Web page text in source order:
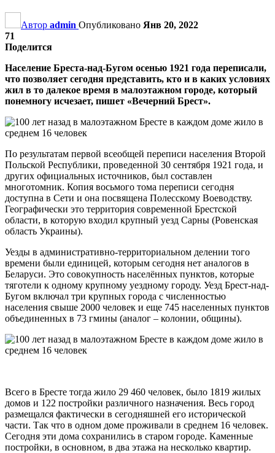
Автор admin Опубликовано Янв 20, 2022
71
Поделится
Население Бреста-над-Бугом осенью 1921 года переписали,
что позволяет сегодня представить, кто и в каких условиях
жил в то далекое время в малоэтажном городе, который
понемногу исчезает, пишет «Вечерний Брест».
По результатам первой всеобщей переписи населения Второй
Польской Республики, проведенной 30 сентября 1921 года, и
других официальных источников, был составлен
многотомник. Копия восьмого тома переписи сегодня
доступна в Сети и она посвящена Полесскому Воеводству.
Географически это территория современной Брестской
области, в которую входил крупный уезд Сарны (Ровенская
область Украины).
Уезды в административно-территориальном делении того
времени были единицей, которым сегодня нет аналогов в
Беларуси. Это совокупность населённых пунктов, которые
тяготели к одному крупному уездному городу. Уезд Брест-над-
Бугом включал три крупных города с численностью
населения свыше 2000 человек и еще 745 населенных пунктов
объединенных в 73 гмины (аналог – колонии, общины).
Всего в Бресте тогда жило 29 460 человек, было 1819 жилых
домов и 122 постройки различного назначения. Весь город
размещался фактически в сегодняшней его исторической
части. Так что в одном доме проживали в среднем 16 человек.
Сегодня эти дома сохранились в старом городе. Каменные
постройки, в основном, в два этажа на несколько квартир.